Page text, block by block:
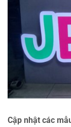
Cập nhật các